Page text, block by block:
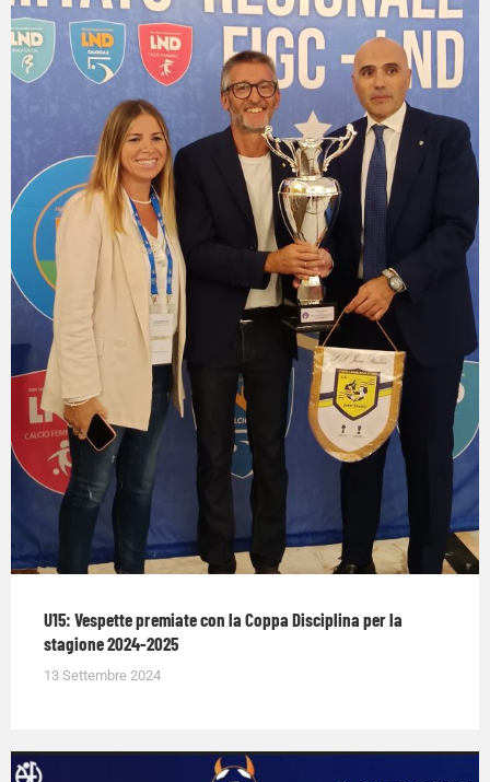
U15: Vespette premiate con la Coppa Disciplina per la
stagione 2024-2025
13 Settembre 2024